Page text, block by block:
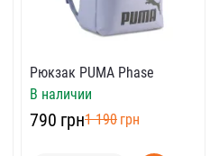
Рюкзак PUMA Phase
В наличии
‍790‍ грн‍1 190‍ грн